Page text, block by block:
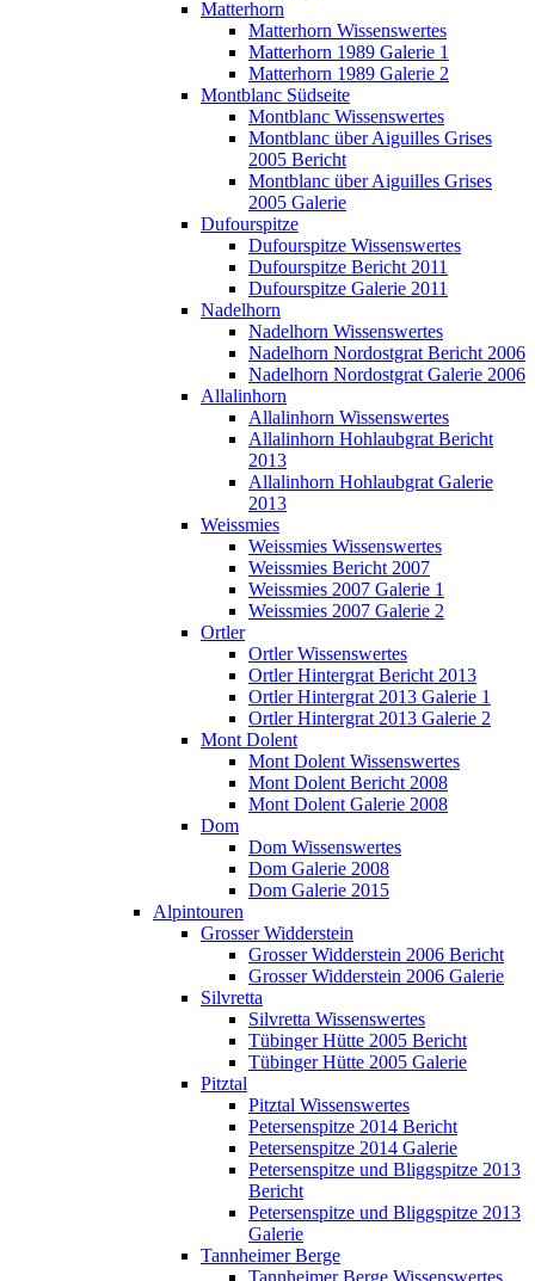
Matterhorn
Matterhorn Wissenswertes
Matterhorn 1989 Galerie 1
Matterhorn 1989 Galerie 2
Montblanc Südseite
Montblanc Wissenswertes
Montblanc über Aiguilles Grises
2005 Bericht
Montblanc über Aiguilles Grises
2005 Galerie
Dufourspitze
Dufourspitze Wissenswertes
Dufourspitze Bericht 2011
Dufourspitze Galerie 2011
Nadelhorn
Nadelhorn Wissenswertes
Nadelhorn Nordostgrat Bericht 2006
Nadelhorn Nordostgrat Galerie 2006
Allalinhorn
Allalinhorn Wissenswertes
Allalinhorn Hohlaubgrat Bericht
2013
Allalinhorn Hohlaubgrat Galerie
2013
Weissmies
Weissmies Wissenswertes
Weissmies Bericht 2007
Weissmies 2007 Galerie 1
Weissmies 2007 Galerie 2
Ortler
Ortler Wissenswertes
Ortler Hintergrat Bericht 2013
Ortler Hintergrat 2013 Galerie 1
Ortler Hintergrat 2013 Galerie 2
Mont Dolent
Mont Dolent Wissenswertes
Mont Dolent Bericht 2008
Mont Dolent Galerie 2008
Dom
Dom Wissenswertes
Dom Galerie 2008
Dom Galerie 2015
Alpintouren
Grosser Widderstein
Grosser Widderstein 2006 Bericht
Grosser Widderstein 2006 Galerie
Silvretta
Silvretta Wissenswertes
Tübinger Hütte 2005 Bericht
Tübinger Hütte 2005 Galerie
Pitztal
Pitztal Wissenswertes
Petersenspitze 2014 Bericht
Petersenspitze 2014 Galerie
Petersenspitze und Bliggspitze 2013
Bericht
Petersenspitze und Bliggspitze 2013
Galerie
Tannheimer Berge